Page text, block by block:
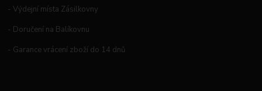
- Výdejní místa Zásilkovny
- Doručení na Balíkovnu
- Garance vrácení zboží do 14 dnů